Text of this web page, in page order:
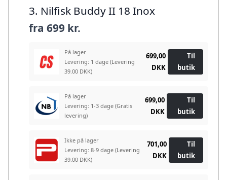
3. Nilfisk Buddy II 18 Inox
fra 699 kr.
På lager
Levering: 1 dage (Levering
39.00 DKK)
699,00
DKK
Til
butik
På lager
Levering: 1-3 dage (Gratis
levering)
699,00
DKK
Til
butik
Ikke på lager
Levering: 8-9 dage (Levering
39.00 DKK)
701,00
DKK
Til
butik